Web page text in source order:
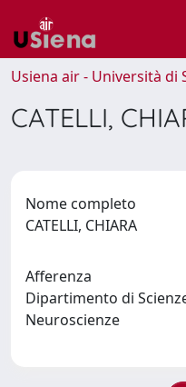
Usiena air - Università di
CATELLI,
Nome completo
CATELLI, CHIARA
Afferenza
Dipartimento di
Neuroscienze